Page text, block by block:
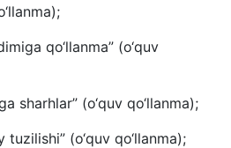
qo‘llanma” (o‘quv
sharhlar” (o‘quv qo‘llanma);
(o‘quv qo‘llanma);